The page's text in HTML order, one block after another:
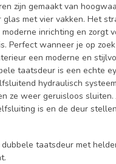
zijn gemaakt van
met vier vakken. Het
inrichting en zorgt
Perfect wanneer je op
een moderne en
taatsdeur is een echte
hydraulisch
ze weer geruisloos
is en de deur
taatsdeur met